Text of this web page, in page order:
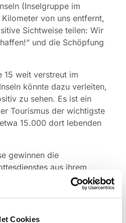
Cookies
(Inselgruppe im
von uns entfernt,
Sichtweise teilen: Wir
und die Schöpfung
15 weit verstreut im
könnte dazu verleiten,
zu sehen. Es ist ein
Tourismus der wichtigste
15.000 dort lebenden
gewinnen die
aus ihrem
wird
gelebt und ist